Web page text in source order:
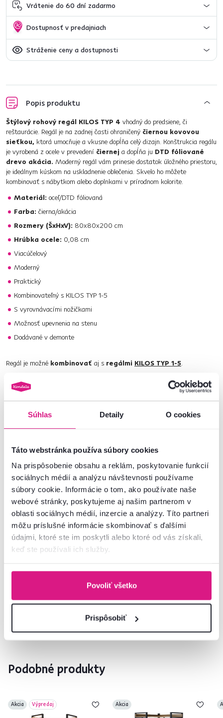
Súhlas Detaily O cookies
Táto webstránka používa súbory cookies
Na prispôsobenie obsahu a reklám, poskytovanie funkcií
sociálnych médií a analýzu návštevnosti používame
súbory cookie. Informácie o tom, ako používate naše
webové stránky, poskytujeme aj našim partnerom v
oblasti sociálnych médií, inzercie a analýzy. Títo partneri
môžu príslušné informácie skombinovať s ďalšími
údajmi, ktoré ste im poskytli alebo ktoré od vás získali,
keď ste používali ich služby.
Povoliť všetko
Prispôsobiť
Vrátenie do 60 dní zadarmo
Dostupnosť v predajniach
Stráženie ceny a dostupnosti
Popis produktu
Štýlový rohový regál KILOS TYP 4 vhodný do predsiene, či
reštaurácie. Regál je na zadnej časti ohraničený čiernou kovovou
sieťkou, ktorá umocňuje a vkusne dopĺňa celý dizajn. Konštrukcia regálu
je vyrobená z ocele v prevedení čiernej a dopĺňa ju DTD fóliované
drevo akácia. Moderný regál vám prinesie dostatok úložného priestoru,
je ideálnym kúskom na uskladnenie oblečenia. Skvelo ho môžete
kombinovať s nábytkom alebo doplnkami v prírodnom kolorite.
Materiál: oceľ/DTD fóliovaná
Farba: čierna/akácia
Rozmery (ŠxHxV): 80x80x200 cm
Hrúbka ocele: 0,08 cm
Viacúčelový
Moderný
Praktický
Kombinovateľný s KILOS TYP 1-5
S vyrovnávacími nožičkami
Možnosť upevnenia na stenu
Dodávané v demonte
Regál je možné kombinovať aj s regálmi KILOS TYP 1-5.
Rozmery a špecifikácie
Informácie o balení
Montážny návod
Podobné produkty
Akcia Výpredaj Akcia